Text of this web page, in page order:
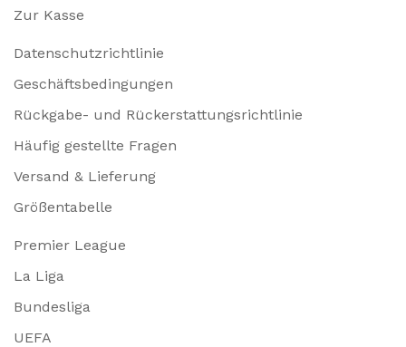
Zur Kasse
Datenschutzrichtlinie
Geschäftsbedingungen
Rückgabe- und Rückerstattungsrichtlinie
Häufig gestellte Fragen
Versand & Lieferung
Größentabelle
Premier League
La Liga
Bundesliga
UEFA